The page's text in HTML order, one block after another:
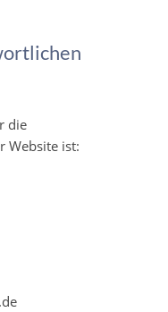
die
Website ist: